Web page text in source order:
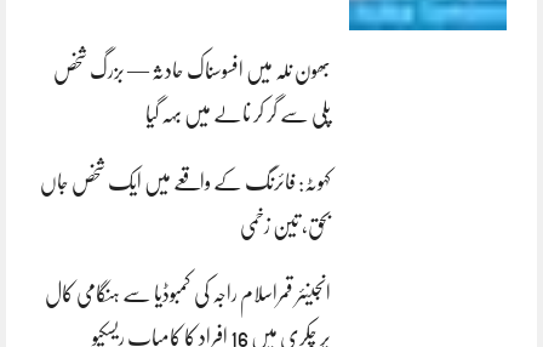
بھون نلہ میں افسوسناک حادثہ — بزرگ شخص
پلی سے گر کر نالے میں بہہ گیا
کہوٹہ: فائرنگ کے واقعے میں ایک شخص جاں
بحق، تین زخمی
انجینئر قمراسلام راجہ کی کمبوڈیا سے ہنگامی کال
پر چکری میں 16 افراد کا کامیاب ریسکیو